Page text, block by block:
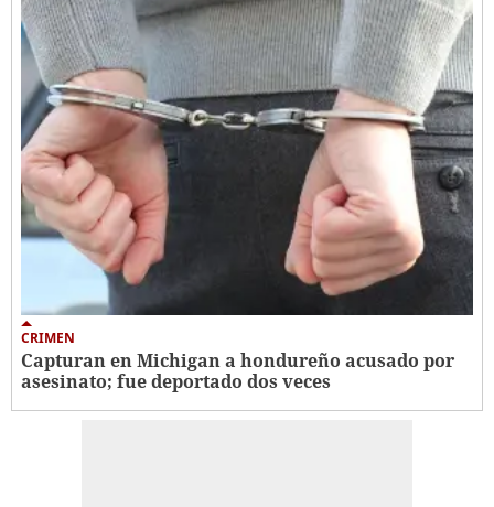
CRIMEN
Capturan en Michigan a hondureño acusado por
asesinato; fue deportado dos veces